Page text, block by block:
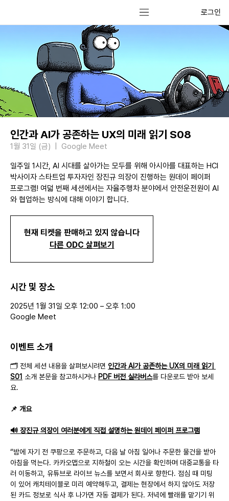
로그인
인간과 AI가 공존하는 UX의 미래 읽기 S08
1월 31일 (금) Google Meet
일주일 1시간, AI 시대를 살아가는 모두를 위해 아시아를 대표하는 HCI
박사이자 스타트업 투자자인 장진규 의장이 진행하는 원데이 페이퍼
프로그램! 여덟 번째 세션에서는 자율주행차 분야에서 안전운전원이 AI
와 협업하는 방식에 대해 이야기 합니다.
현재 티켓을 판매하고 있지 않습니다
다른 ODC 살펴보기
시간 및 장소
2025년 1월 31일 오후 12:00 – 오후 1:00
Google Meet
이벤트 소개
🗂️ 전체 세션 내용을 살펴보시려면 인간과 AI가 공존하는 UX의 미래 읽기
S01 소개 본문을 참고하시거나 PDF 버전 실라버스를 다운로드 받아 보세
요.
📌 개요
🔊 장진규 의장이 여러분에게 직접 설명하는 원데이 페이퍼 프로그램
“밤에 자기 전 쿠팡으로 주문하고, 다음 날 아침 일어나 주문한 물건을 받아
아침을 먹는다. 카카오맵으로 지하철이 오는 시간을 확인하며 대중교통을 타
러 이동하고, 유튜브로 라이브 뉴스를 보면서 회사로 향한다. 점심 때 미팅
이 있어 캐치테이블로 미리 예약해두고, 결제는 현장에서 하지 않아도 저장
된 카드 정보로 식사 후 나가면 자동 결제가 된다. 저녁에 빨래를 맡기기 위